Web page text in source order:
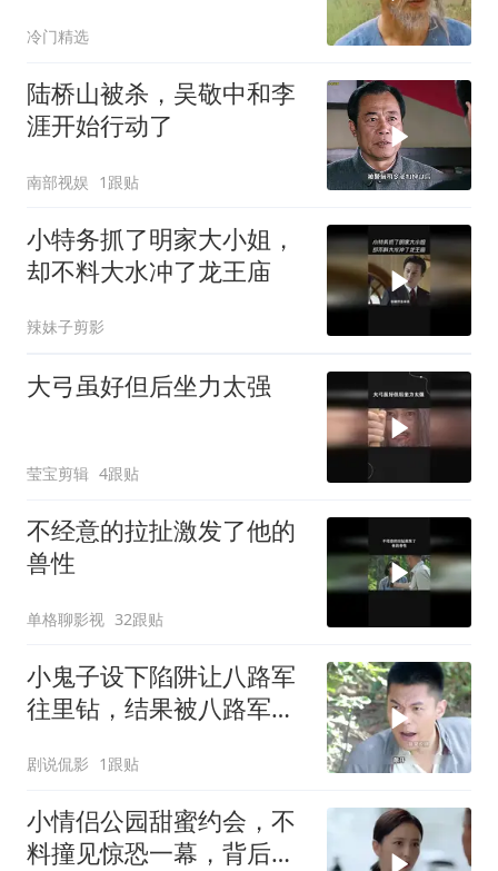
冷门精选
陆桥山被杀，吴敬中和李
涯开始行动了
南部视娱 1跟贴
小特务抓了明家大小姐，
却不料大水冲了龙王庙
辣妹子剪影
大弓虽好但后坐力太强
莹宝剪辑 4跟贴
不经意的拉扯激发了他的
兽性
单格聊影视 32跟贴
小鬼子设下陷阱让八路军
往里钻，结果被八路军团
剧说侃影 1跟贴
小情侣公园甜蜜约会，不
料撞见惊恐一幕，背后隐